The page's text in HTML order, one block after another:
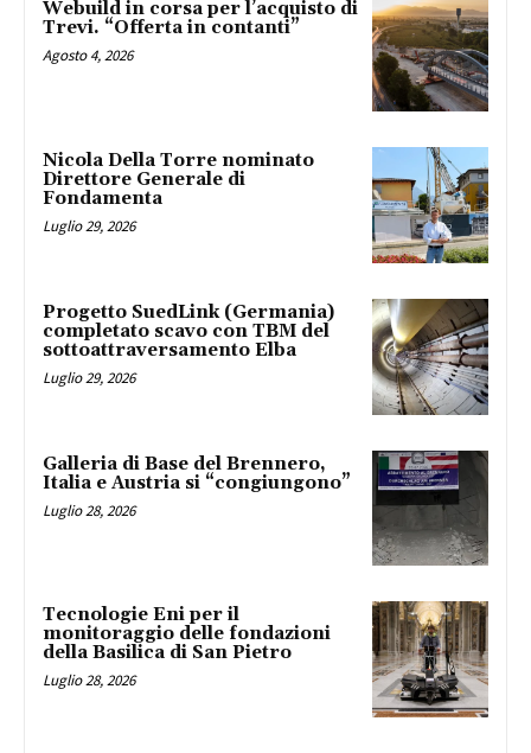
Webuild in corsa per l’acquisto di
Trevi. “Offerta in contanti”
Agosto 4, 2026
Nicola Della Torre nominato
Direttore Generale di
Fondamenta
Luglio 29, 2026
Progetto SuedLink (Germania)
completato scavo con TBM del
sottoattraversamento Elba
Luglio 29, 2026
Galleria di Base del Brennero,
Italia e Austria si “congiungono”
Luglio 28, 2026
Tecnologie Eni per il
monitoraggio delle fondazioni
della Basilica di San Pietro
Luglio 28, 2026